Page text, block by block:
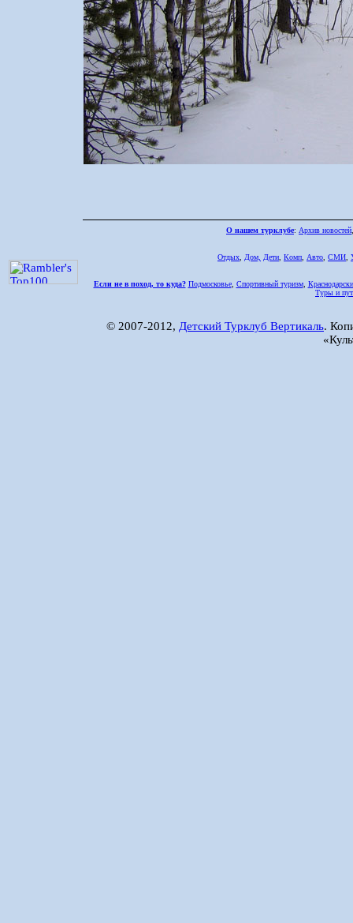
О нашем турклубе: Архив новостей
Отдых Дом, Дети Комп Авто СМИ
Если не в поход, то куда? Подмосковье, Спортивный туризм,
Туры и
© 2007-2012, Детский Турклуб Вертикаль.